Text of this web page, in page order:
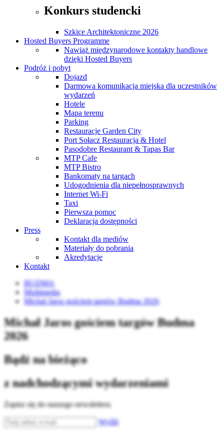
Konkurs studencki
Szkice Architektoniczne 2026
Hosted Buyers Programme
Nawiąż międzynarodowe kontakty handlowe
dzięki Hosted Buyers
Podróż i pobyt
Dojazd
Darmowa komunikacja miejska dla uczestników
wydarzeń
Hotele
Mapa terenu
Parking
Restauracje Garden City
Port Sołacz Restauracja & Hotel
Pasodobre Restaurant & Tapas Bar
MTP Cafe
MTP Bistro
Bankomaty na targach
Udogodnienia dla niepełnosprawnych
Internet Wi-Fi
Taxi
Pierwsza pomoc
Deklaracja dostępności
Press
Kontakt dla mediów
Materiały do pobrania
Akredytacje
Kontakt
BUDMA
Multimedia
Michał Jaros gościem targów Budma 2026
Michał Jaros gościem targów Budma
2026
Bądź na bieżąco
z nadchodzącymi wydarzeniami
Zapisz się do naszego newslettera
Wyślij